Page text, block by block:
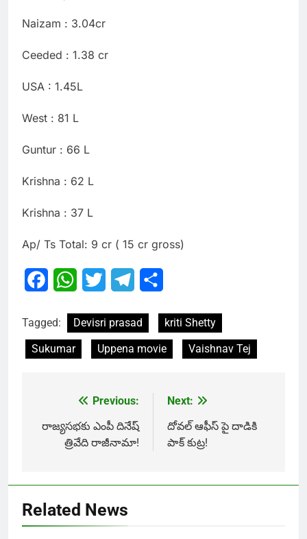
Naizam : 3.04cr
Ceeded : 1.38 cr
USA : 1.45L
West : 81 L
Guntur : 66 L
Krishna : 62 L
Krishna : 37 L
Ap/ Ts Total: 9 cr ( 15 cr gross)
FacebookWhatsApp
Twitter Telegram
Tagged: Devisri prasad
kriti Shetty
Sukumar
Uppena movie Vaishnav Tej
navigation
Previous:
రాజ్యసభకు ఎంపీ దినేష్
త్రివేది రాజీనామా!
Next:
దోవల్ ఆఫీస్ పై దాడికి
పాక్ కుట్ర!
Related News